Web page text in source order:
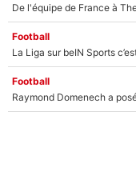
Football
Football